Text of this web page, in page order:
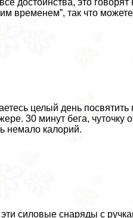
временем”, так что
целый день
30 минут бега, чуточку
немало калорий.
силовые снаряды с